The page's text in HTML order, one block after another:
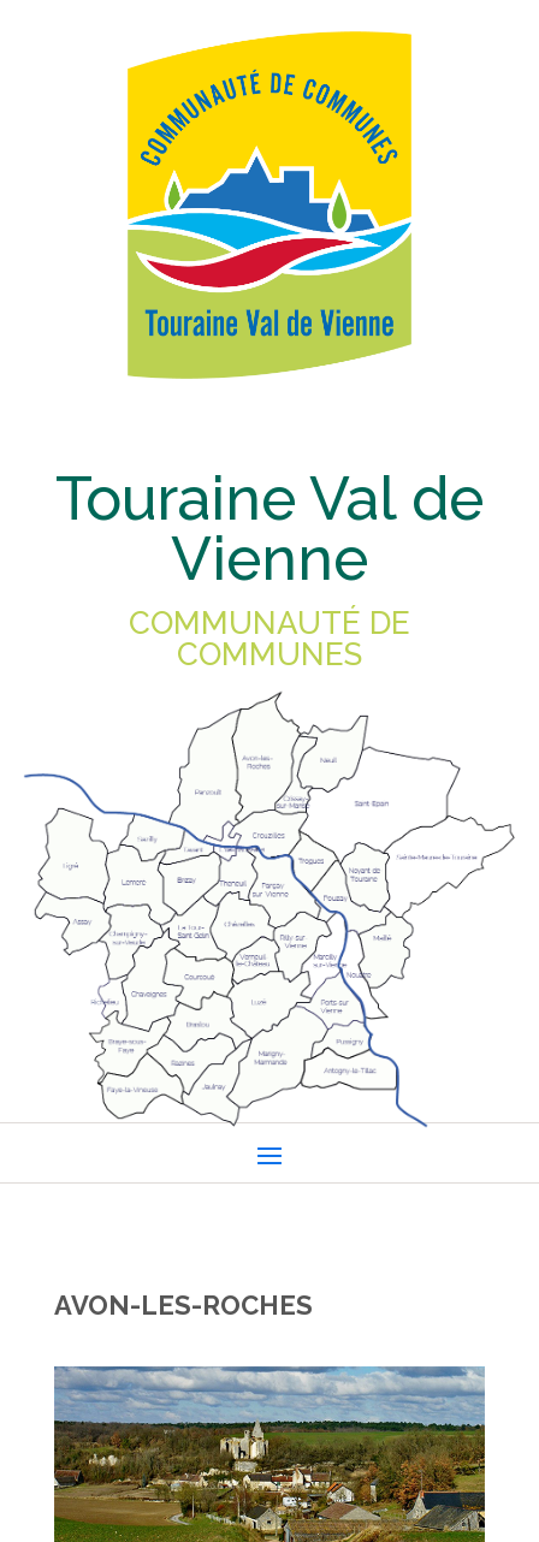
Touraine Val de
Vienne
COMMUNAUTÉ DE
COMMUNES
AVON-LES-ROCHES